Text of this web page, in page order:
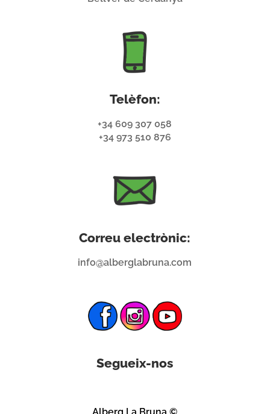
Telèfon:
+34 609 307 058
+34 973 510 876
Correu electrònic:
info@alberglabruna.com
Segueix-nos
Alberg La Bruna ©